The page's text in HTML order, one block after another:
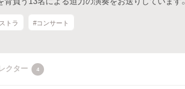
トラ #コンサート
クター 4